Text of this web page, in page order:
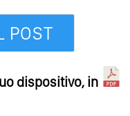
POST
dispositivo, in